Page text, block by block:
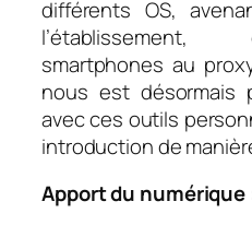
différents OS,
smartphones au
nous est désormais
avec ces outils
introduction de
Apport du numérique